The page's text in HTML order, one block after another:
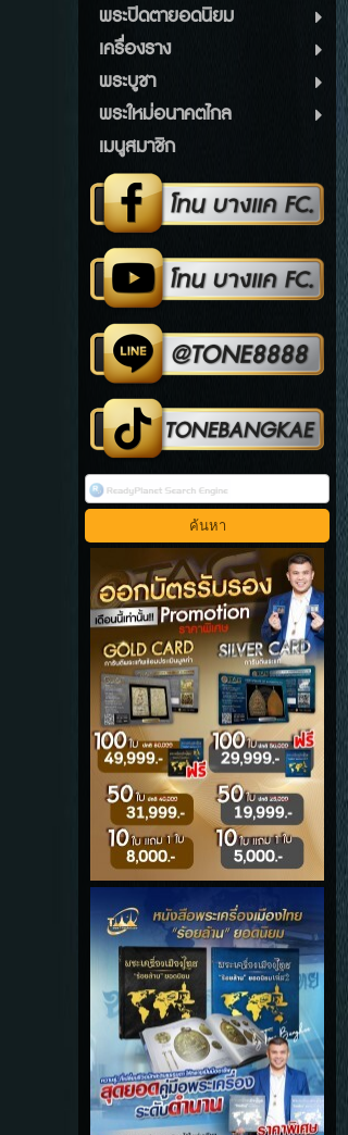
พระปิดตายอดนิยม
เครื่องราง
พระบูชา
พระใหม่อนาคตไกล
เมนูสมาชิก